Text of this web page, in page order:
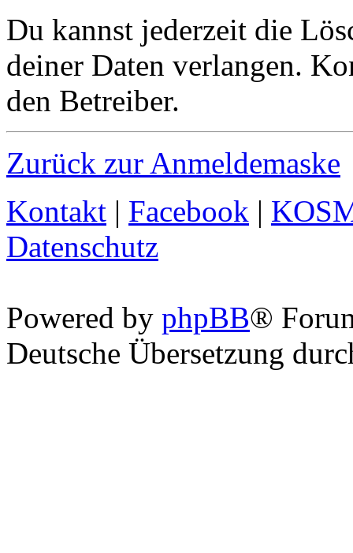
Du kannst jederzeit die
deiner Daten verlangen.
den Betreiber.
Zurück zur Anmeldemaske
Kontakt | Facebook |
Datenschutz
Powered by phpBB®
Deutsche Übersetzung